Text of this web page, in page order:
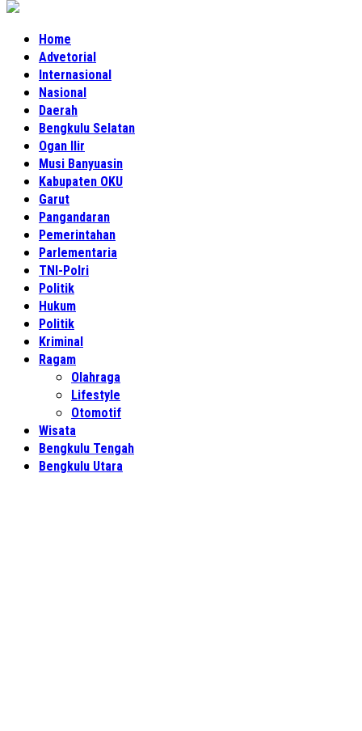
Home
Advetorial
Internasional
Nasional
Daerah
Bengkulu Selatan
Ogan Ilir
Musi Banyuasin
Kabupaten OKU
Garut
Pangandaran
Pemerintahan
Parlementaria
TNI-Polri
Politik
Hukum
Politik
Kriminal
Ragam
Olahraga
Lifestyle
Otomotif
Wisata
Bengkulu Tengah
Bengkulu Utara